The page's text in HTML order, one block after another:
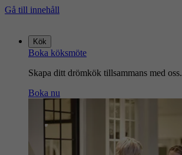
Gå till innehåll
startsidan
Kök
Boka köksmöte
Skapa ditt drömkök tillsammans med oss.
Boka nu